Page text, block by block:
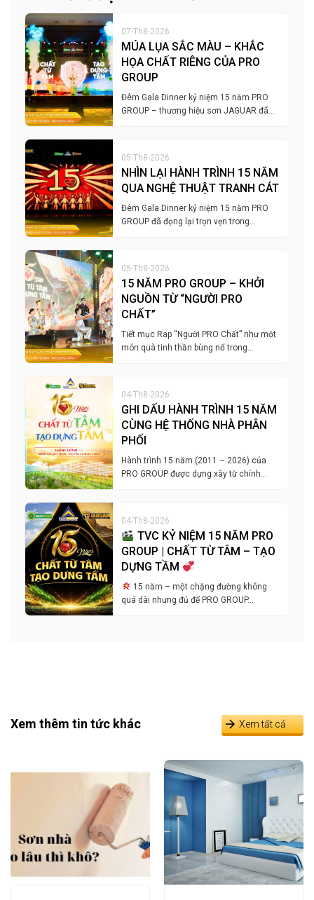
07-Th8-2026
MÚA LỤA SẮC MÀU – KHẮC
HỌA CHẤT RIÊNG CỦA PRO
GROUP
Đêm Gala Dinner kỷ niệm 15 năm PRO
GROUP – thương hiệu sơn JAGUAR đã…
05-Th8-2026
NHÌN LẠI HÀNH TRÌNH 15 NĂM
QUA NGHỆ THUẬT TRANH CÁT
Đêm Gala Dinner kỷ niệm 15 năm PRO
GROUP đã đọng lại trọn vẹn trong…
05-Th8-2026
15 NĂM PRO GROUP – KHỞI
NGUỒN TỪ “NGƯỜI PRO
CHẤT”
Tiết mục Rap “Người PRO Chất” như một
món quà tinh thần bùng nổ trong…
04-Th8-2026
GHI DẤU HÀNH TRÌNH 15 NĂM
CÙNG HỆ THỐNG NHÀ PHÂN
PHỐI
Hành trình 15 năm (2011 – 2026) của
PRO GROUP được dựng xây từ chính…
04-Th8-2026
TVC KỶ NIỆM 15 NĂM PRO
GROUP | CHẤT TỪ TÂM – TẠO
DỰNG TẦM
15 năm – một chặng đường không
quá dài nhưng đủ để PRO GROUP…
Xem thêm tin tức khác Xem tất cả